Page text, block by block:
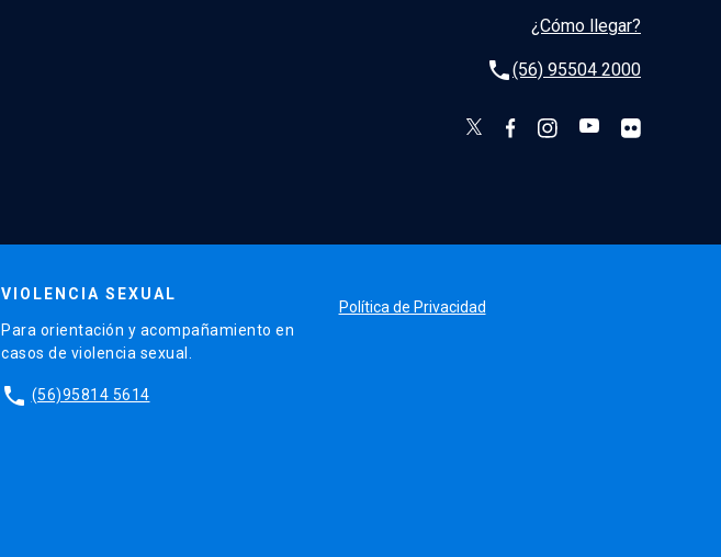
¿Cómo llegar?
phone(56) 95504 2000
VIOLENCIA SEXUAL
Para orientación y acompañamiento en
casos de violencia sexual.
phone (56)95814 5614
Política de Privacidad